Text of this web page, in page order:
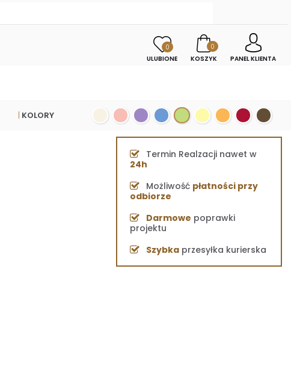
0
ULUBIONE
0
KOSZYK
PANEL KLIENTA
KOLORY
Termin Realzacji nawet w
24h
Możliwość płatności przy
odbiorze
Darmowe poprawki
projektu
Szybka przesyłka kurierska